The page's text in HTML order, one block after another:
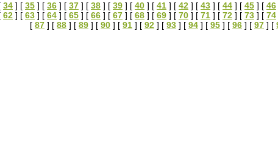
34 ] [ 35 ] [ 36 ] [ 37 ] [ 38 ] [ 39 ] [ 40 ] [ 41 ] [ 42 ] [ 43 ] [ 44 ] [ 45 ] [ 46
62 ] [ 63 ] [ 64 ] [ 65 ] [ 66 ] [ 67 ] [ 68 ] [ 69 ] [ 70 ] [ 71 ] [ 72 ] [ 73 ] [ 74
[ 87 ] [ 88 ] [ 89 ] [ 90 ] [ 91 ] [ 92 ] [ 93 ] [ 94 ] [ 95 ] [ 96 ] [ 97 ] [